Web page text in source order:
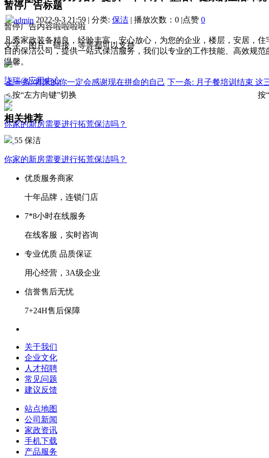
暂停广告标题
暂停广告内容啦啦啦啦
文字、图片、链接，等等都可以支持
柒瑞@应用中心
你家的新房需要进行拓荒保洁吗？
admin 2022-9-3 21:59 | 分类: 保洁 | 播放次数：0 |点赞 0
凡秀家政装备精良，经验丰富，安心放心，为您的企业，楼层，安居，
目的保洁公司，提供一站式保洁服务，我们以专业的工作技能、高效规
温馨。
上一条: 将来的你一定会感谢现在拼命的自己 下一条: 月子餐培训结束 这
< 按“左方向键”切换
按
相关推荐
55 保洁
你家的新房需要进行拓荒保洁吗？
优质服务商家
十年品牌，连锁门店
7*8小时在线服务
在线客服，实时咨询
专业优质 品质保证
用心经营，3A级企业
信誉售后无忧
7+24H售后保障
关于我们
企业文化
人才招聘
常见问题
建议反馈
站点地图
公司新闻
家政资讯
手机下载
产品服务